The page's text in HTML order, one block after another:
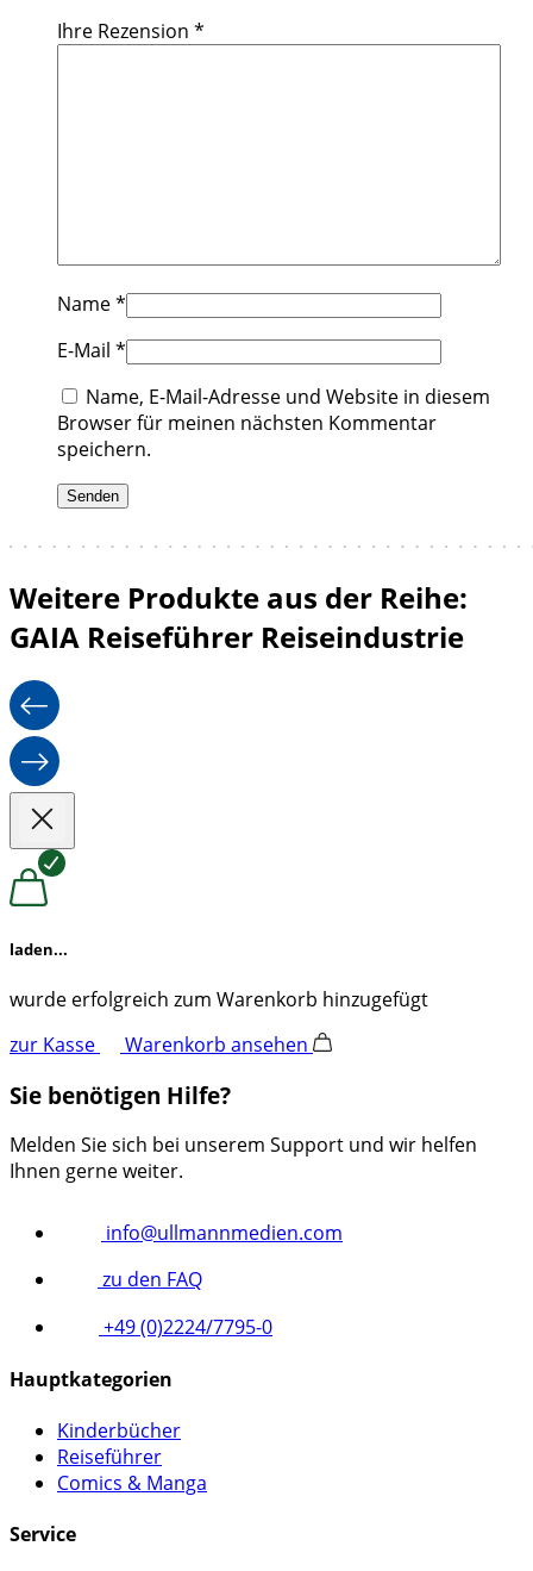
Ihre Rezension *
Name*
E-Mail *
Name, E-Mail-Adresse und Website in diesem
Browser für meinen nächsten Kommentar
speichern.
Weitere Produkte aus der Reihe:
GAIA Reiseführer Reiseindustrie
laden...
wurde erfolgreich zum Warenkorb hinzugefügt
zur Kasse
Warenkorb ansehen
Sie benötigen Hilfe?
Melden Sie sich bei unserem Support und wir helfen
Ihnen gerne weiter.
info@ullmannmedien.com
zu den FAQ
+49 (0)2224/7795-0
Hauptkategorien
Kinderbücher
Reiseführer
Comics & Manga
Service